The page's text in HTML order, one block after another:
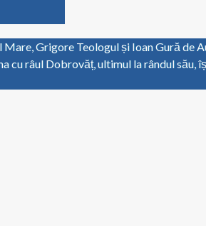
Grigore Teologul și Ioan Gură
râul Dobrovăț, ultimul la rândul său,